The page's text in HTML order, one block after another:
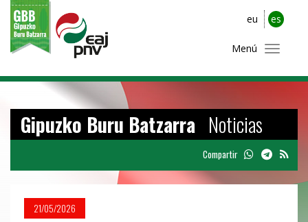
eu es
Menú
Gipuzko Buru Batzarra Noticias
Compartir
21/05/2026